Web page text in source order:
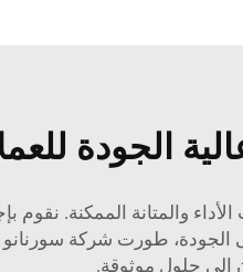
الجودة
والمتانة الممكنة. نقوم
الجودة، طورت شركة
إلى حلول موثوقة.